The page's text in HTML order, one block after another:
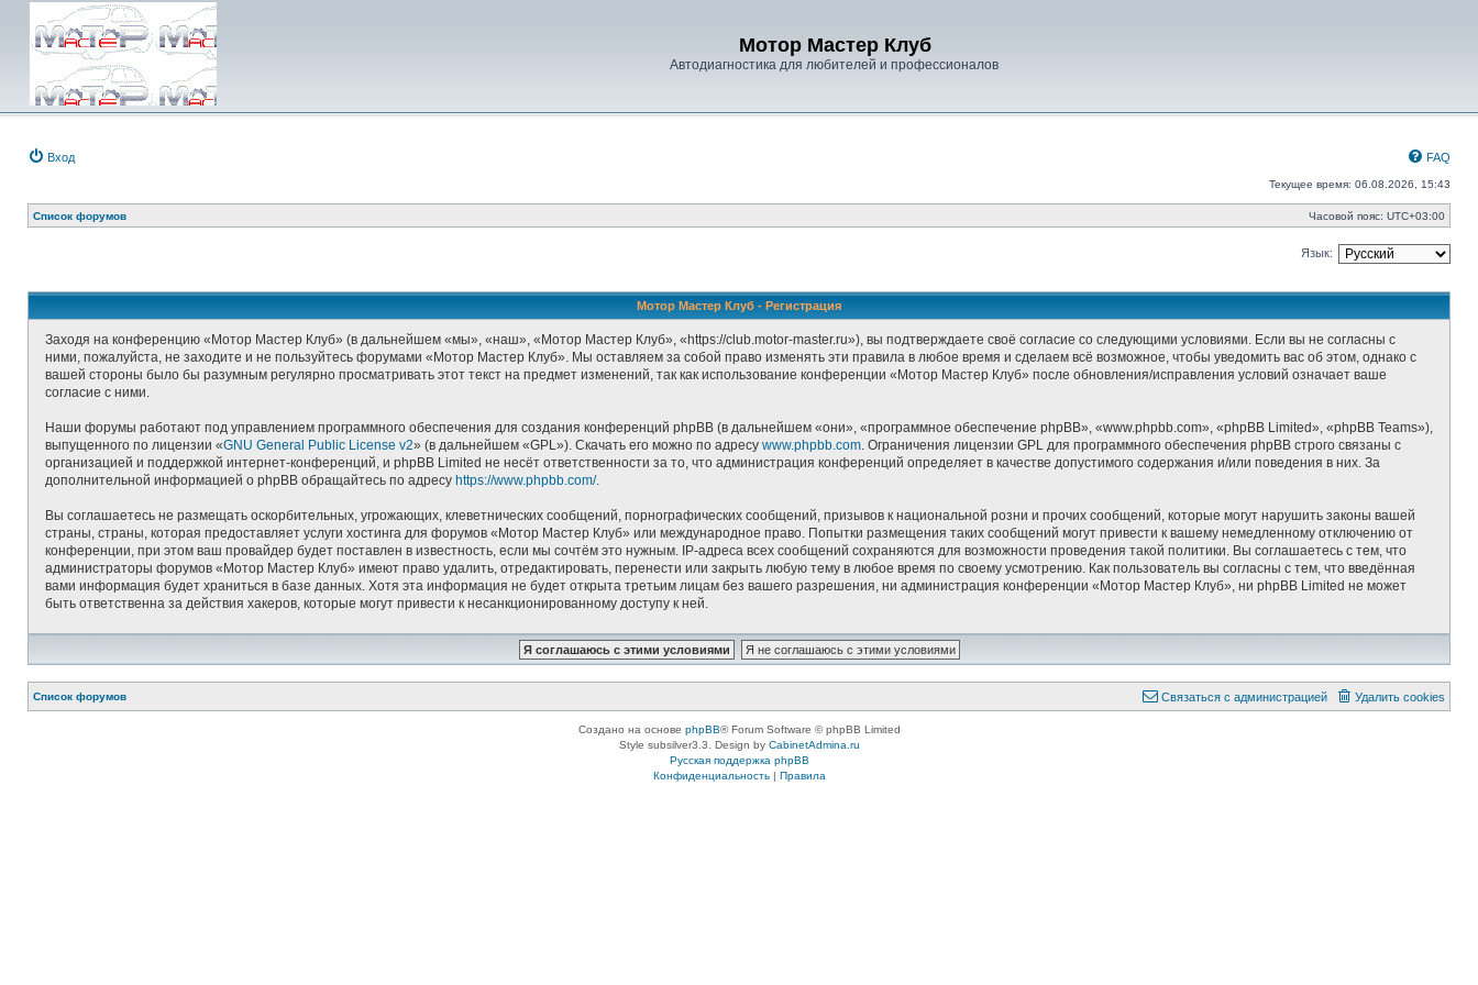
Мотор Мастер Клуб
Автодиагностика для любителей и профессионалов
Вход FAQ
Текущее время: 06.08.2026, 15:43
Список форумов Часовой пояс: UTC+03:00
Язык:
Мотор Мастер Клуб - Регистрация
Заходя на конференцию «Мотор Мастер Клуб» (в дальнейшем «мы», «наш», «Мотор Мастер Клуб», «https://club.motor-master.ru»), вы подтверждаете своё согласие со следующими условиями. Если вы не согласны с
ними, пожалуйста, не заходите и не пользуйтесь форумами «Мотор Мастер Клуб». Мы оставляем за собой право изменять эти правила в любое время и сделаем всё возможное, чтобы уведомить вас об этом, однако с
вашей стороны было бы разумным регулярно просматривать этот текст на предмет изменений, так как использование конференции «Мотор Мастер Клуб» после обновления/исправления условий означает ваше
согласие с ними.
Наши форумы работают под управлением программного обеспечения для создания конференций phpBB (в дальнейшем «они», «программное обеспечение phpBB», «www.phpbb.com», «phpBB Limited», «phpBB Teams»),
выпущенного по лицензии «GNU General Public License v2» (в дальнейшем «GPL»). Скачать его можно по адресу www.phpbb.com. Ограничения лицензии GPL для программного обеспечения phpBB строго связаны с
организацией и поддержкой интернет-конференций, и phpBB Limited не несёт ответственности за то, что администрация конференций определяет в качестве допустимого содержания и/или поведения в них. За
дополнительной информацией о phpBB обращайтесь по адресу https://www.phpbb.com/.
Вы соглашаетесь не размещать оскорбительных, угрожающих, клеветнических сообщений, порнографических сообщений, призывов к национальной розни и прочих сообщений, которые могут нарушить законы вашей
страны, страны, которая предоставляет услуги хостинга для форумов «Мотор Мастер Клуб» или международное право. Попытки размещения таких сообщений могут привести к вашему немедленному отключению от
конференции, при этом ваш провайдер будет поставлен в известность, если мы сочтём это нужным. IP-адреса всех сообщений сохраняются для возможности проведения такой политики. Вы соглашаетесь с тем, что
администраторы форумов «Мотор Мастер Клуб» имеют право удалить, отредактировать, перенести или закрыть любую тему в любое время по своему усмотрению. Как пользователь вы согласны с тем, что введённая
вами информация будет храниться в базе данных. Хотя эта информация не будет открыта третьим лицам без вашего разрешения, ни администрация конференции «Мотор Мастер Клуб», ни phpBB Limited не может
быть ответственна за действия хакеров, которые могут привести к несанкционированному доступу к ней.
Список форумов Удалить cookies
Связаться с администрацией
Создано на основе phpBB® Forum Software © phpBB Limited
Style subsilver3.3. Design by CabinetAdmina.ru
Русская поддержка phpBB
Конфиденциальность| Правила